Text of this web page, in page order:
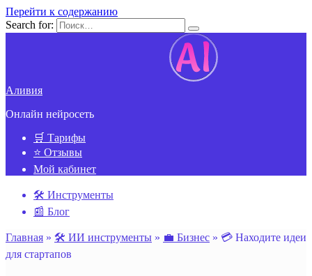
Перейти к содержанию
Search for:
Аливия
Онлайн нейросеть
🛒 Тарифы
⭐ Отзывы
Мой кабинет
🛠️ Инструменты
📰 Блог
Главная » 🛠️ ИИ инструменты » 💼 Бизнес » 💳 Находите идеи
для стартапов